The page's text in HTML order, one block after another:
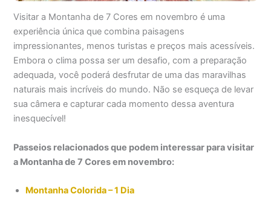
Visitar a Montanha de 7 Cores em novembro é uma
experiência única que combina paisagens
impressionantes, menos turistas e preços mais acessíveis.
Embora o clima possa ser um desafio, com a preparação
adequada, você poderá desfrutar de uma das maravilhas
naturais mais incríveis do mundo. Não se esqueça de levar
sua câmera e capturar cada momento dessa aventura
inesquecível!
Passeios relacionados que podem interessar para visitar
a Montanha de 7 Cores em novembro:
Montanha Colorida – 1 Dia